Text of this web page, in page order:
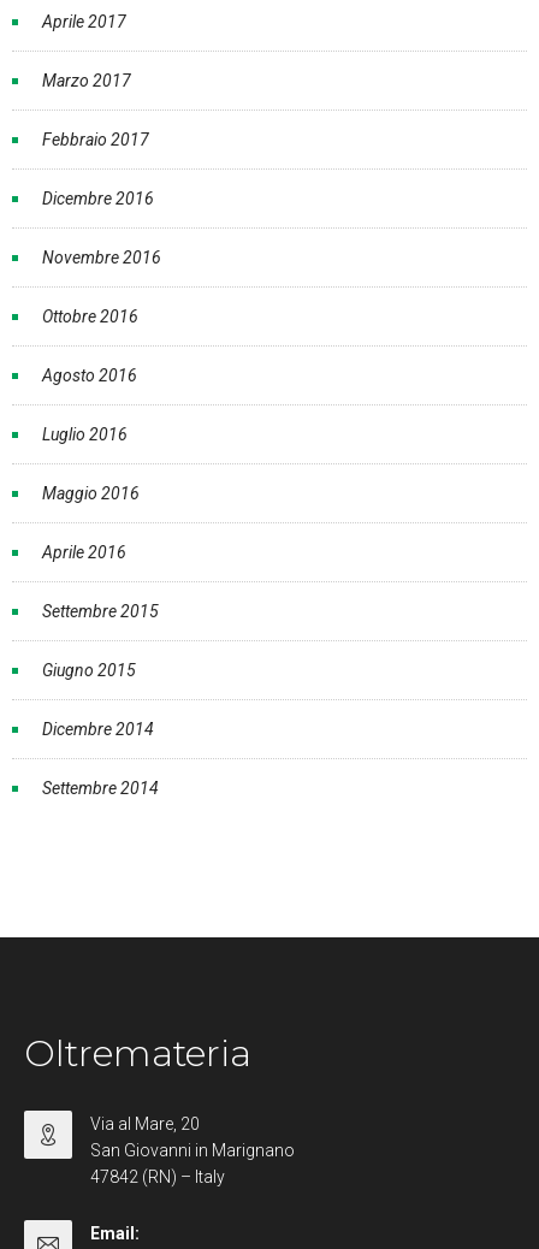
Aprile 2017
Marzo 2017
Febbraio 2017
Dicembre 2016
Novembre 2016
Ottobre 2016
Agosto 2016
Luglio 2016
Maggio 2016
Aprile 2016
Settembre 2015
Giugno 2015
Dicembre 2014
Settembre 2014
Oltremateria
Via al Mare, 20
San Giovanni in Marignano
47842 (RN) – Italy
Email: